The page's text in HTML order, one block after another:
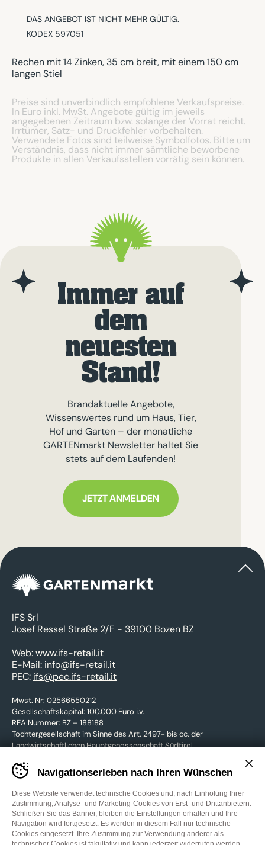
DAS ANGEBOT IST NICHT MEHR GÜLTIG.
KODEX 597051
Rechen mit 14 Zinken, 35 cm breit, mit einem 150 cm
langen Stiel
Preise sind unverbindlich empfohlene Verkaufspreise.
In Euro inkl. MwSt. Angebote gültig im jeweils
angegebenen Zeitraum bzw. solange der Vorrat reicht.
Irrtümer, Satz- und Druckfehler vorbehalten.
Verwendete Fotos sind teilweise Symbolfotos. Bitte um
Verständnis, dass nicht immer sämtliche beworbene
Produkte in allen Verkaufsstellen vorrätig sein können.
Immer auf
dem
neuesten
Stand!
Brandaktuelle Angebote,
Wissenswertes rund um Haus, Tier,
Hof und Garten – der monatliche
GARTENmarkt Newsletter haltet Sie
stets auf dem Laufenden!
JETZT ANMELDEN
IFS Srl
Josef Ressel Straße 2/F - 39100 Bozen BZ
Web:www.ifs-retail.it
E-Mail: info@ifs-retail.it
PEC: ifs@pec.ifs-retail.it
Mwst. Nr: 02566550212
Gesellschaftskapital: 100.000 Euro i.v.
REA Nummer: BZ – 188188
Tochtergesellschaft im Sinne des Art. 2497- bis cc. der
Landwirtschaftlichen Hauptgenossenschaft Südtirol
Facebook YouTube
Cookie-Einstellungen Privacy Policy Cookies Credits
Banner
cookie
GARTENmarkt
Impostare
preferenze
Navigationserleben nach Ihren Wünschen
Diese Website verwendet technische Cookies und, nach Einholung Ihrer
Zustimmung, Analyse- und Marketing-Cookies von Erst- und Drittanbietern.
Schließen Sie das Banner, bleiben die Einstellungen erhalten und Ihre
Navigation wird fortgesetzt. Es werden in diesem Fall nur technische
Cookies eingesetzt. Ihre Zustimmung zur Verwendung anderer als